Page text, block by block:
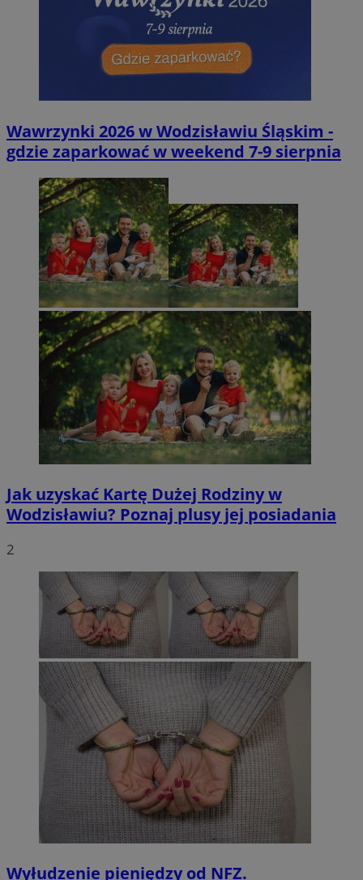
Wawrzynki 2026 w Wodzisławiu Śląskim -
gdzie zaparkować w weekend 7-9 sierpnia
Jak uzyskać Kartę Dużej Rodziny w
Wodzisławiu? Poznaj plusy jej posiadania
2
Wyłudzenie pieniędzy od NFZ.